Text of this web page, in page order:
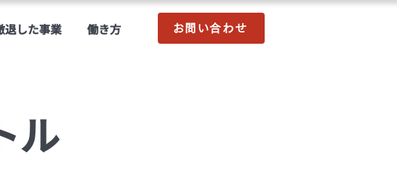
退した事業 働き方 お問い合わせ
ル